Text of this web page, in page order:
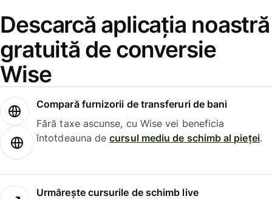
Descarcă aplicația noastră
gratuită de conversie
Wise
Compară furnizorii de transferuri de bani
Fără taxe ascunse, cu Wise vei beneficia
întotdeauna decursul mediu de schimb al pieței.
Urmărește cursurile de schimb live